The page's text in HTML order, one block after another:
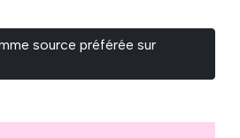
source préférée sur